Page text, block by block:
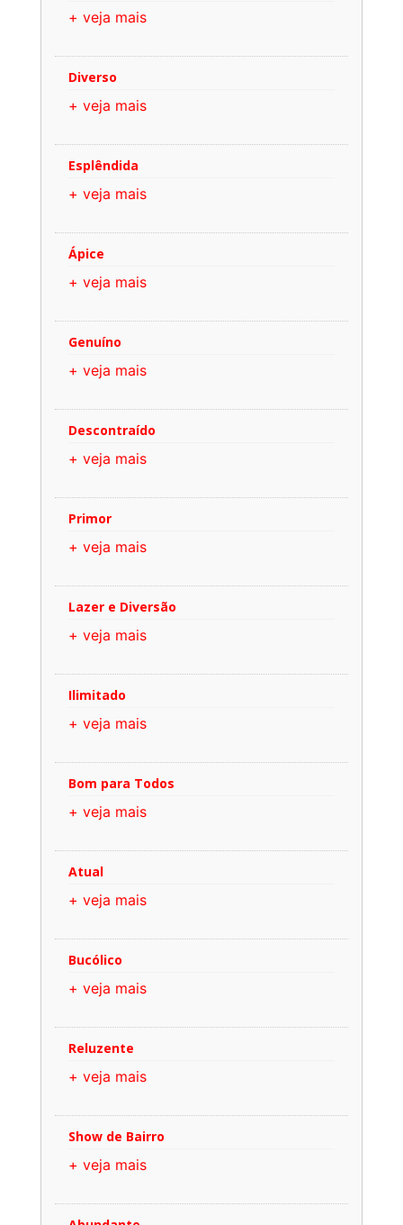
+ veja mais
Diverso
+ veja mais
Esplêndida
+ veja mais
Ápice
+ veja mais
Genuíno
+ veja mais
Descontraído
+ veja mais
Primor
+ veja mais
Lazer e Diversão
+ veja mais
Ilimitado
+ veja mais
Bom para Todos
+ veja mais
Atual
+ veja mais
Bucólico
+ veja mais
Reluzente
+ veja mais
Show de Bairro
+ veja mais